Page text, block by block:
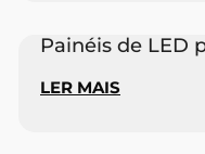
Painéis de LED
LER MAIS